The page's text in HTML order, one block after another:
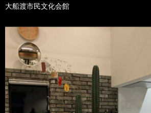
大船渡市民文化会館